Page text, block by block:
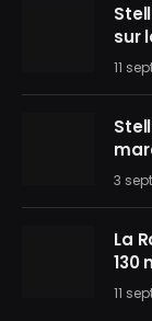
sur
11
3
La
130
11